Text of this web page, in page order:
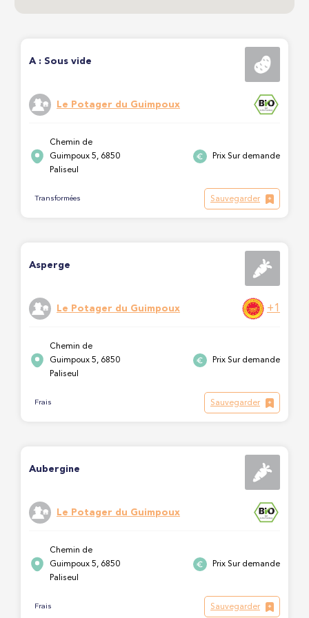
A : Sous vide
Le Potager du Guimpoux
Chemin de
Guimpoux 5, 6850
Paliseul
Prix Sur demande
Transformées Sauvegarder
Asperge
Le Potager du Guimpoux +1
Chemin de
Guimpoux 5, 6850
Paliseul
Prix Sur demande
Frais Sauvegarder
Aubergine
Le Potager du Guimpoux
Chemin de
Guimpoux 5, 6850
Paliseul
Prix Sur demande
Frais Sauvegarder